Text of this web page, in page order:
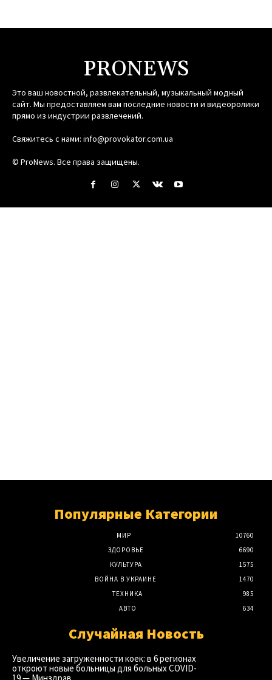
PRONEWS
Это ваш новостной, развлекательный, музыкальный модный
сайт. Мы предоставляем вам последние новости и видеоролики
прямо из индустрии развлечений.
Свяжитесь с нами: info@provokator.com.ua
© ProNews. Все права защищены.
Популярные Категории
МИР
10760
ЗДОРОВЬЕ
6690
КУЛЬТУРА
1575
ВОЙНА В УКРАИНЕ
1470
ТЕХНИКА
985
АВТО
634
Случайная Новость
Увеличение загруженности коек: в 6 регионах
откроют новые больницы для больных COVID-